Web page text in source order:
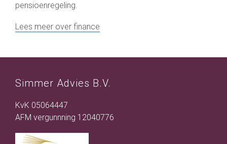
pensioenregeling.
Lees meer over finance
Simmer Advies B.V.
KvK 05064447
AFM vergunnning 12040776